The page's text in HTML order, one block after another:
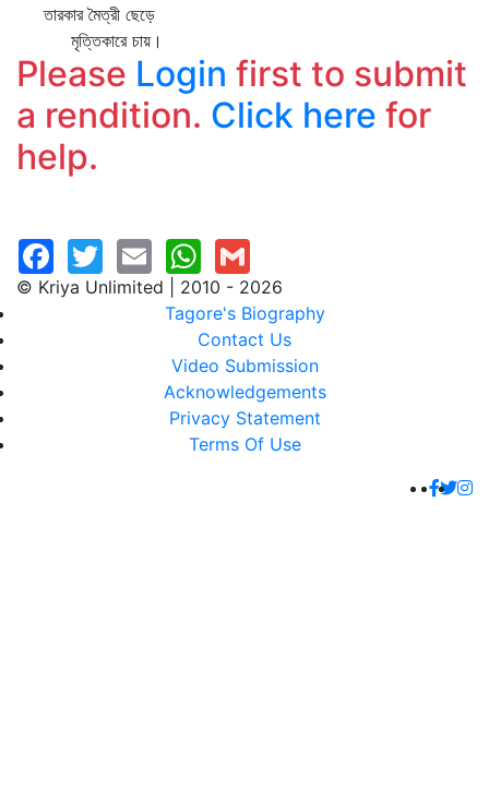
তারকার মৈত্রী ছেড়ে
মৃত্তিকারে চায়।
Please Login first to submit
a rendition. Click here for
help.
© Kriya Unlimited | 2010 - 2026
Tagore's Biography
Contact Us
Video Submission
Acknowledgements
Privacy Statement
Terms Of Use